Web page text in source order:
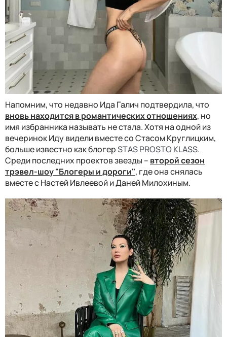
Напомним, что недавно Ида Галич подтвердила, что
вновь находится в романтических отношениях, но
имя избранника называть не стала. Хотя на одной из
вечеринок Иду видели вместе со Стасом Круглицким,
больше известно как блогерSTAS PROSTO KLASS.
Среди последних проектов звезды – второй сезон
трэвел-шоу "Блогеры и дороги", где она снялась
вместе с Настей Ивлеевой и Даней Милохиным.